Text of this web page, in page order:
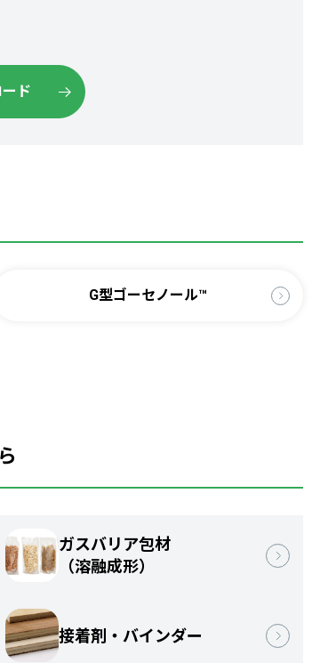
ド
G型ゴーセノール™
ガスバリア包材
（溶融成形）
接着剤・バインダー